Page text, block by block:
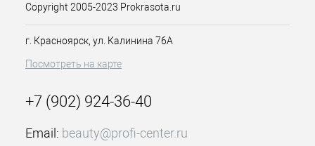
суперсветлый ряд и как
для волос с витамином С экстра
Констант Делайт для получения
Краситель позволяет получить
максимальное осветление на 3-4
цвета, закрасить седину или
Copyright 2005-2023 Prokrasota.ru
г. Красноярск, ул. Калинина 76А
Посмотреть на карте
+7 (902) 924-36-40
Email: beauty@profi-center.ru